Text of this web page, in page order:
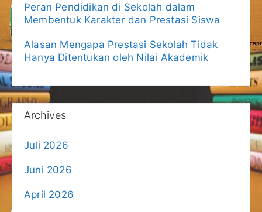
Peran Pendidikan di Sekolah dalam
Membentuk Karakter dan Prestasi Siswa
Alasan Mengapa Prestasi Sekolah Tidak
Hanya Ditentukan oleh Nilai Akademik
Archives
Juli 2026
Juni 2026
April 2026